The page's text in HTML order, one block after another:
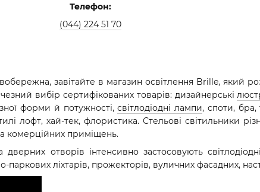
Телефон:
(044) 224 51 70
завітайте в магазин освітлення Brille,
вибір сертифікованих товарів: дизайнерські
форми й потужності,світлодіодні лампи, споти,
лофт, хай-тек, флористика. Стельові світильники
комерційних приміщень.
отворів інтенсивно застосовують
ліхтарів, прожекторів, вуличних фасадних,